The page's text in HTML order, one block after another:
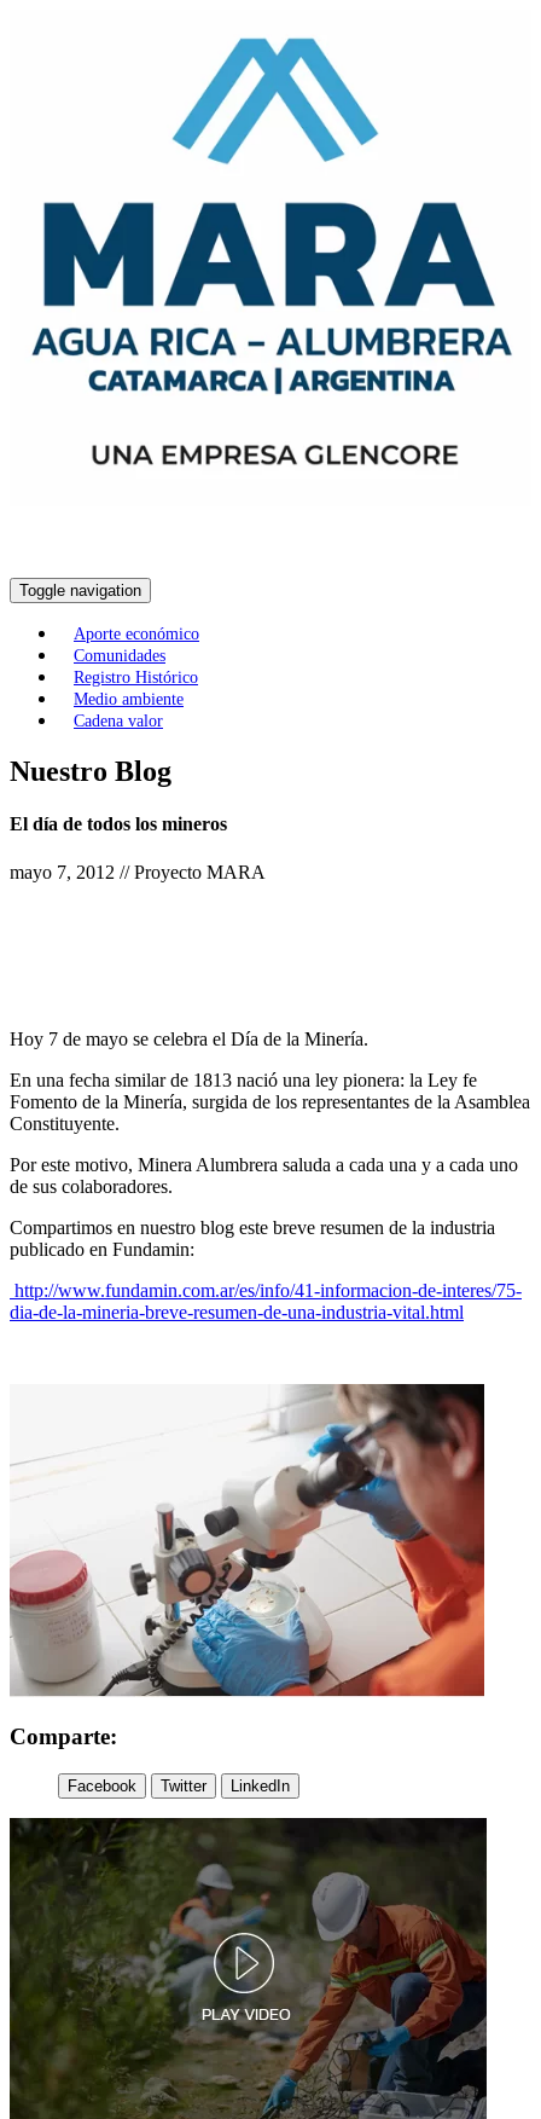
Toggle navigation
Aporte económico
Comunidades
Registro Histórico
Medio ambiente
Cadena valor
Nuestro Blog
El día de todos los mineros
mayo 7, 2012 // Proyecto MARA
Hoy 7 de mayo se celebra el Día de la Minería.
En una fecha similar de 1813 nació una ley pionera: la Ley fe
Fomento de la Minería, surgida de los representantes de la Asamblea
Constituyente.
Por este motivo, Minera Alumbrera saluda a cada una y a cada uno
de sus colaboradores.
Compartimos en nuestro blog este breve resumen de la industria
publicado en Fundamin:
http://www.fundamin.com.ar/es/info/41-informacion-de-interes/75-
dia-de-la-mineria-breve-resumen-de-una-industria-vital.html
Comparte:
Facebook Twitter LinkedIn